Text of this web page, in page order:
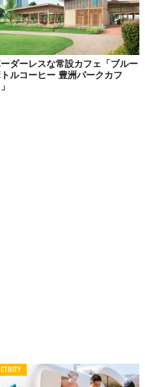
『NHK「香川照之の昆虫す
の昆虫愛溢れるプロジェク
ダーレスな常設カフェ「ブルー
ルコーヒー 豊洲パークカフ